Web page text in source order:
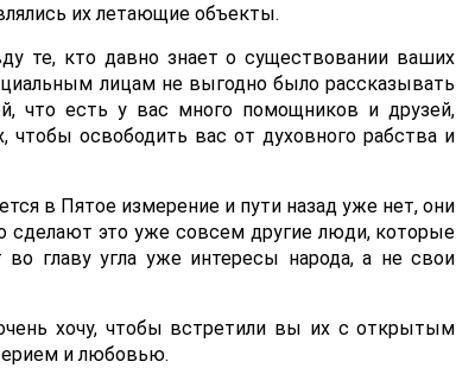
их летающие объекты.
те, кто давно знает о существовании ваших
лицам не выгодно было рассказывать
что есть у вас много помощников и друзей,
чтобы освободить вас от духовного рабства и
в Пятое измерение и пути назад уже нет, они
это уже совсем другие люди, которые
главу угла уже интересы народа, а не свои
хочу, чтобы встретили вы их с открытым
и любовью.